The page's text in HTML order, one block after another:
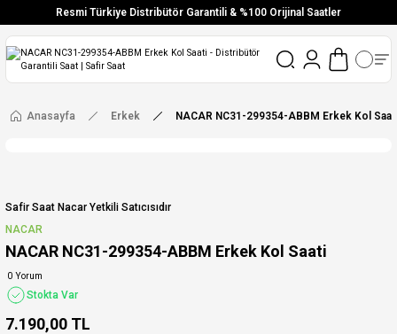
Resmi Türkiye Distribütör Garantili & %100 Orijinal Saatler
Vade Farksız 6 Taksit
Ücretsiz Kargo
Anasayfa Erkek NACAR NC31-299354-ABBM Erkek Kol Saati
Safir Saat Nacar Yetkili Satıcısıdır
NACAR
NACAR NC31-299354-ABBM Erkek Kol Saati
0 Yorum
Stokta Var
7.190,00 TL